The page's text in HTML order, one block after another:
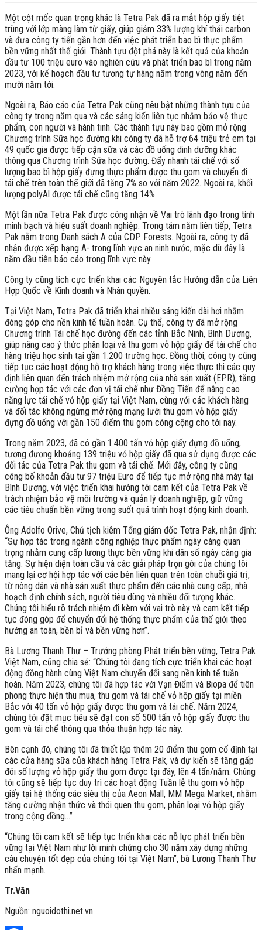
Một cột mốc quan trọng khác là Tetra Pak đã ra mắt hộp giấy tiệt
trùng với lớp màng làm từ giấy, giúp giảm 33% lượng khí thải carbon
và đưa công ty tiến gần hơn đến việc phát triển bao bì thực phẩm
bền vững nhất thế giới. Thành tựu đột phá này là kết quả của khoản
đầu tư 100 triệu euro vào nghiên cứu và phát triển bao bì trong năm
2023, với kế hoạch đầu tư tương tự hàng năm trong vòng năm đến
mười năm tới.
Ngoài ra, Báo cáo của Tetra Pak cũng nêu bật những thành tựu của
công ty trong năm qua và các sáng kiến liên tục nhằm bảo vệ thực
phẩm, con người và hành tinh. Các thành tựu này bao gồm mở rộng
Chương trình Sữa học đường khi công ty đã hỗ trợ 64 triệu trẻ em tại
49 quốc gia được tiếp cận sữa và các đồ uống dinh dưỡng khác
thông qua Chương trình Sữa học đường. Đẩy nhanh tái chế với số
lượng bao bì hộp giấy đựng thực phẩm được thu gom và chuyển đi
tái chế trên toàn thế giới đã tăng 7% so với năm 2022. Ngoài ra, khối
lượng polyAl được tái chế cũng tăng 14%.
Một lần nữa Tetra Pak được công nhận về Vai trò lãnh đạo trong tính
minh bạch và hiệu suất doanh nghiệp. Trong tám năm liên tiếp, Tetra
Pak nằm trong Danh sách A của CDP Forests. Ngoài ra, công ty đã
nhận được xếp hạng A- trong lĩnh vực an ninh nước, mặc dù đây là
năm đầu tiên báo cáo trong lĩnh vực này.
Công ty cũng tích cực triển khai các Nguyên tắc Hướng dẫn của Liên
Hợp Quốc về Kinh doanh và Nhân quyền.
Tại Việt Nam, Tetra Pak đã triển khai nhiều sáng kiến dài hơi nhằm
đóng góp cho nền kinh tế tuần hoàn. Cụ thể, công ty đã mở rộng
Chương trình Tái chế học đường đến các tỉnh Bắc Ninh, Bình Dương,
giúp nâng cao ý thức phân loại và thu gom vỏ hộp giấy để tái chế cho
hàng triệu học sinh tại gần 1.200 trường học. Đồng thời, công ty cũng
tiếp tục các hoạt động hỗ trợ khách hàng trong việc thực thi các quy
định liên quan đến trách nhiệm mở rộng của nhà sản xuất (EPR), tăng
cường hợp tác với các đơn vị tái chế như Đồng Tiến để nâng cao
năng lực tái chế vỏ hộp giấy tại Việt Nam, cùng với các khách hàng
và đối tác không ngừng mở rộng mạng lưới thu gom vỏ hộp giấy
đựng đồ uống với gần 150 điểm thu gom công cộng cho tới nay.
Trong năm 2023, đã có gần 1.400 tấn vỏ hộp giấy đựng đồ uống,
tương đương khoảng 139 triệu vỏ hộp giấy đã qua sử dụng được các
đối tác của Tetra Pak thu gom và tái chế. Mới đây, công ty cũng
công bố khoản đầu tư 97 triệu Euro để tiếp tục mở rộng nhà máy tại
Bình Dương, với việc triển khai hướng tới cam kết của Tetra Pak về
trách nhiệm bảo vệ môi trường và quản lý doanh nghiệp, giữ vững
các tiêu chuẩn bền vững trong suốt quá trình hoạt động kinh doanh.
Ông Adolfo Orive, Chủ tịch kiêm Tổng giám đốc Tetra Pak, nhận định:
“Sự hợp tác trong ngành công nghiệp thực phẩm ngày càng quan
trọng nhằm cung cấp lương thực bền vững khi dân số ngày càng gia
tăng. Sự hiện diện toàn cầu và các giải pháp trọn gói của chúng tôi
mang lại cơ hội hợp tác với các bên liên quan trên toàn chuỗi giá trị,
từ nông dân và nhà sản xuất thực phẩm đến các nhà cung cấp, nhà
hoạch định chính sách, người tiêu dùng và nhiều đối tượng khác.
Chúng tôi hiểu rõ trách nhiệm đi kèm với vai trò này và cam kết tiếp
tục đóng góp để chuyển đổi hệ thống thực phẩm của thế giới theo
hướng an toàn, bền bỉ và bền vững hơn”.
Bà Lương Thanh Thư – Trưởng phòng Phát triển bền vững, Tetra Pak
Việt Nam, cũng chia sẻ: “Chúng tôi đang tích cực triển khai các hoạt
động đồng hành cùng Việt Nam chuyển đổi sang nền kinh tế tuần
hoàn. Năm 2023, chúng tôi đã hợp tác với Vạn Điểm và Biopa để tiên
phong thực hiện thu mua, thu gom và tái chế vỏ hộp giấy tại miền
Bắc với 40 tấn vỏ hộp giấy được thu gom và tái chế. Năm 2024,
chúng tôi đặt mục tiêu sẽ đạt con số 500 tấn vỏ hộp giấy được thu
gom và tái chế thông qua thỏa thuận hợp tác này.
Bên cạnh đó, chúng tôi đã thiết lập thêm 20 điểm thu gom cố định tại
các cửa hàng sữa của khách hàng Tetra Pak, và dự kiến sẽ tăng gấp
đôi số lượng vỏ hộp giấy thu gom được tại đây, lên 4 tấn/năm. Chúng
tôi cũng sẽ tiếp tục duy trì các hoạt động Tuần lễ thu gom vỏ hộp
giấy tại hệ thống các siêu thị của Aeon Mall, MM Mega Market, nhằm
tăng cường nhận thức và thói quen thu gom, phân loại vỏ hộp giấy
trong cộng đồng…”
“Chúng tôi cam kết sẽ tiếp tục triển khai các nỗ lực phát triển bền
vững tại Việt Nam như lời minh chứng cho 30 năm xây dựng những
câu chuyện tốt đẹp của chúng tôi tại Việt Nam”, bà Lương Thanh Thư
nhấn mạnh.
Tr.Văn
Nguồn: nguoidothi.net.vn